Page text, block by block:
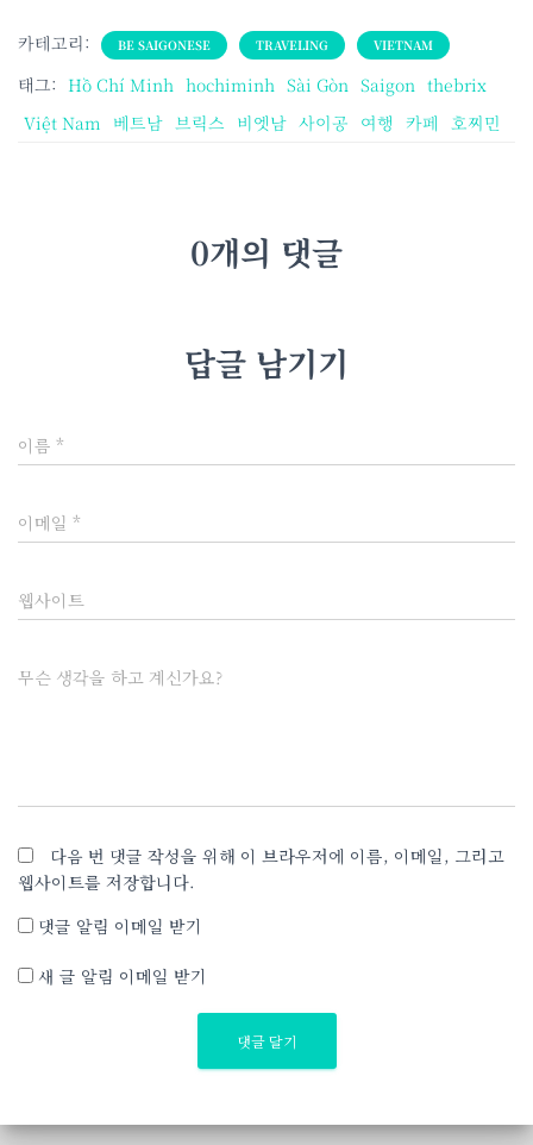
카테고리: BE SAIGONESE TRAVELING VIETNAM
태그: Hồ Chí Minh hochiminh Sài Gòn Saigon thebrix
Việt Nam 베트남 브릭스 비엣남 사이공 여행 카페 호찌민
0개의 댓글
답글 남기기
이름 *
이메일 *
웹사이트
무슨 생각을 하고 계신가요?
다음 번 댓글 작성을 위해 이 브라우저에 이름, 이메일, 그리고
웹사이트를 저장합니다.
댓글 알림 이메일 받기
새 글 알림 이메일 받기